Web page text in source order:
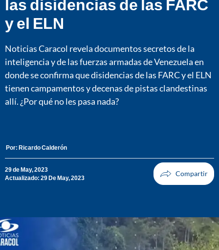
las disidencias de las FARC
y el ELN
Noticias Caracol revela documentos secretos de la
inteligencia y de las fuerzas armadas de Venezuela en
donde se confirma que disidencias de las FARC y el ELN
tienen campamentos y decenas de pistas clandestinas
allí. ¿Por qué no les pasa nada?
Por: Ricardo Calderón
29 de May, 2023
Actualizado: 29 De May, 2023